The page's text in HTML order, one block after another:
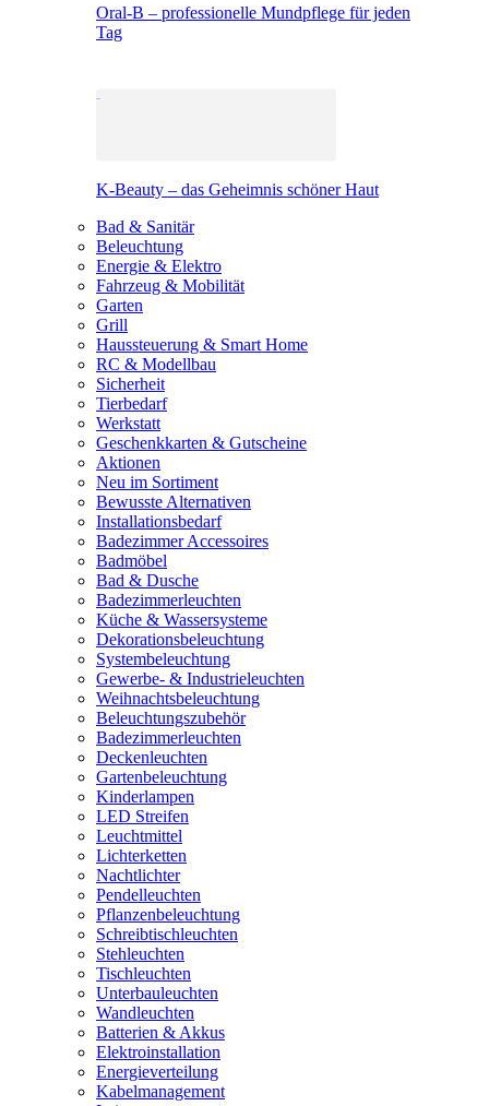
Oral-B – professionelle Mundpflege für jeden
Tag
K-Beauty – das Geheimnis schöner Haut
Bad & Sanitär
Beleuchtung
Energie & Elektro
Fahrzeug & Mobilität
Garten
Grill
Haussteuerung & Smart Home
RC & Modellbau
Sicherheit
Tierbedarf
Werkstatt
Geschenkkarten & Gutscheine
Aktionen
Neu im Sortiment
Bewusste Alternativen
Installationsbedarf
Badezimmer Accessoires
Badmöbel
Bad & Dusche
Badezimmerleuchten
Küche & Wassersysteme
Dekorationsbeleuchtung
Systembeleuchtung
Gewerbe- & Industrieleuchten
Weihnachtsbeleuchtung
Beleuchtungszubehör
Badezimmerleuchten
Deckenleuchten
Gartenbeleuchtung
Kinderlampen
LED Streifen
Leuchtmittel
Lichterketten
Nachtlichter
Pendelleuchten
Pflanzenbeleuchtung
Schreibtischleuchten
Stehleuchten
Tischleuchten
Unterbauleuchten
Wandleuchten
Batterien & Akkus
Elektroinstallation
Energieverteilung
Kabelmanagement